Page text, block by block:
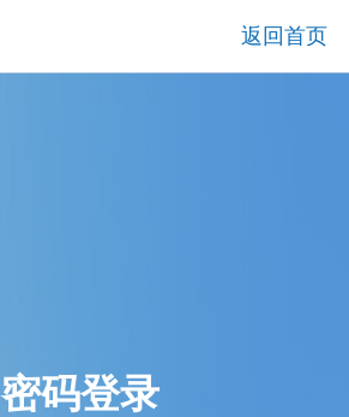
返回首页
密码登录